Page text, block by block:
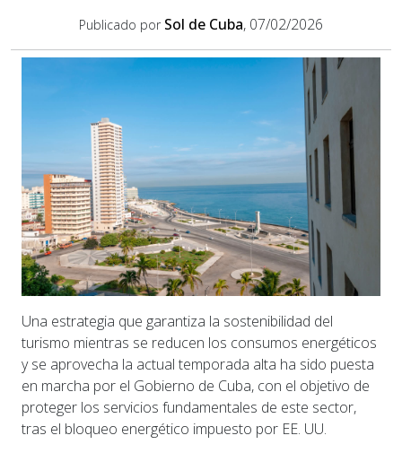
Publicado por Sol de Cuba, 07/02/2026
Una estrategia que garantiza la sostenibilidad del
turismo mientras se reducen los consumos energéticos
y se aprovecha la actual temporada alta ha sido puesta
en marcha por el Gobierno de Cuba, con el objetivo de
proteger los servicios fundamentales de este sector,
tras el bloqueo energético impuesto por EE. UU.